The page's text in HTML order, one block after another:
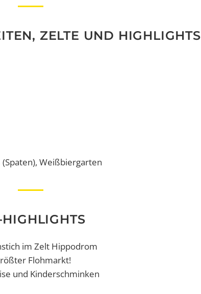
ZELTE UND HIGHLIGHTS
Weißbiergarten
im Zelt Hippodrom
Flohmarkt!
und Kinderschminken